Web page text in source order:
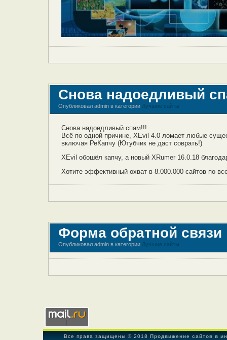
Снова надоедливый
Опубликовал admin в категории Лучшие сайты
Снова надоедливый спам!!!
Всё по одной причине, XEvil 4.0 ломает любые
включая РеКапчу (Ютубчик не даст соврать!)
XEvil обошёл капчу, а новый XRumer 16.0.18
Хотите эффективный охват в 8.000.000 сайтов по
Форма обратной связи
Опубликовал admin в категории Лучшие сайты
Все права защищены © 2018 Продвижение сайтов в